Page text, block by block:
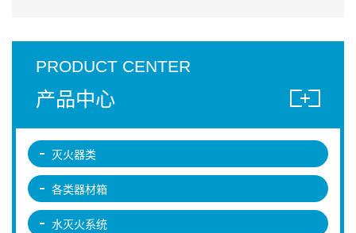
PRODUCT CENTER
产品中心
灭火器类
各类器材箱
水灭火系统